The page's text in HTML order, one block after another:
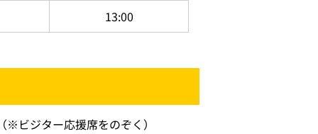
13:00
ビジター応援席をのぞく）